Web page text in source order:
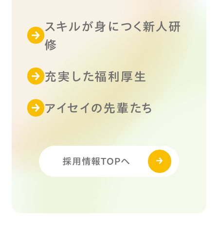
スキルが身につく新人研
修
充実した福利厚生
アイセイの先輩たち
採用情報TOPへ